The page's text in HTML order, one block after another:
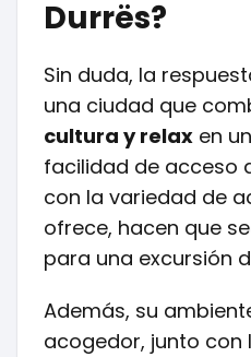
Durrës?
Sin duda, la
una ciudad que
cultura y relax en
facilidad de acceso
con la variedad de
ofrece, hacen que
para una excursión
Además, su
acogedor, junto